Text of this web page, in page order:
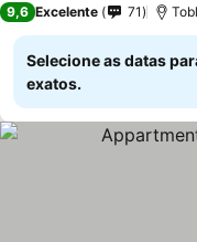
9,6 Excelente 71
Selecione as datas
exatos.